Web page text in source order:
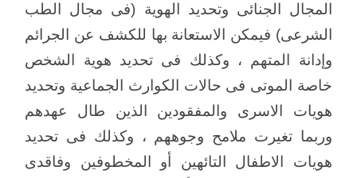
المجال الجنائى وتحديد الهوية (فى مجال الطب
الشرعى) فيمكن الاستعانة بها للكشف عن الجرائم
وإدانة المتهم ، وكذلك فى تحديد هوية الشخص
خاصة الموتى فى حالات الكوارث الجماعية وتحديد
هويات الاسرى والمفقودين الذين طال عهدهم
وربما تغيرت ملامح وجوههم ، وكذلك فى تحديد
هويات الاطفال التائهين أو المخطوفين وفاقدى